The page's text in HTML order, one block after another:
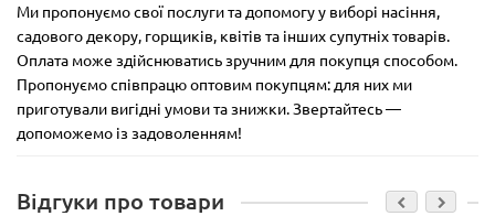
Ми пропонуємо свої послуги та допомогу у виборі насіння,
садового декору, горщиків, квітів та інших супутніх товарів.
Оплата може здійснюватись зручним для покупця способом.
Пропонуємо співпрацю оптовим покупцям: для них ми
приготували вигідні умови та знижки. Звертайтесь —
допоможемо із задоволенням!
Відгуки про товари